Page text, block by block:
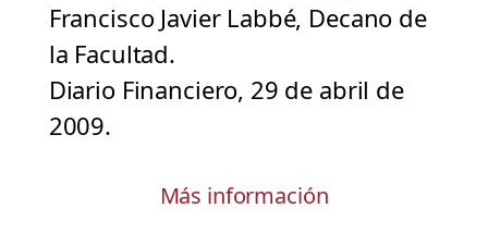
Francisco Javier Labbé, Decano de
la Facultad.
Diario Financiero, 29 de abril de
2009.
Más información